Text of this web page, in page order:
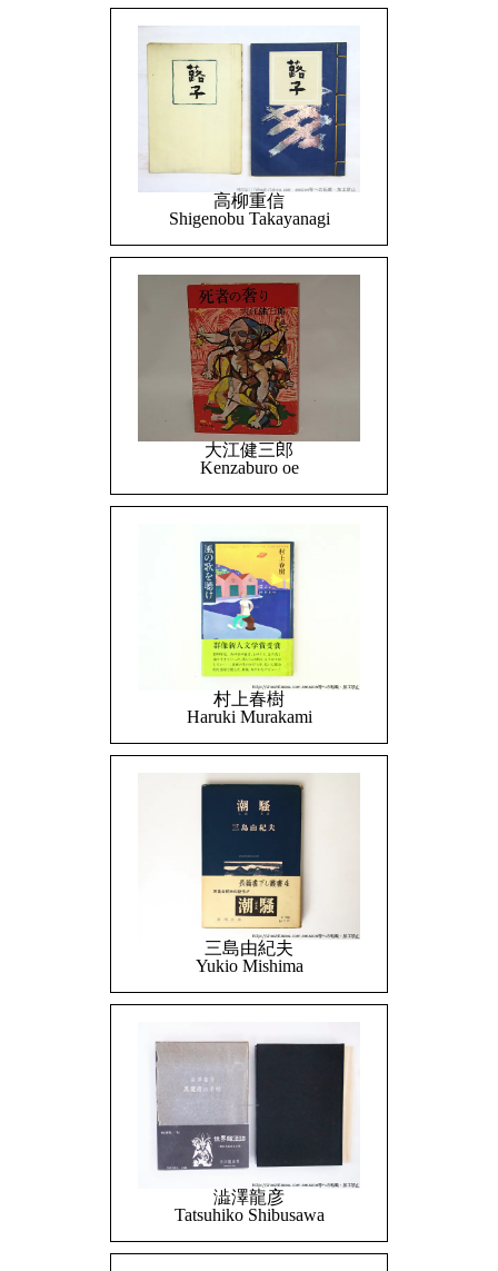
高柳重信
Shigenobu Takayanagi
大江健三郎
Kenzaburo oe
村上春樹
Haruki Murakami
三島由紀夫
Yukio Mishima
澁澤龍彦
Tatsuhiko Shibusawa